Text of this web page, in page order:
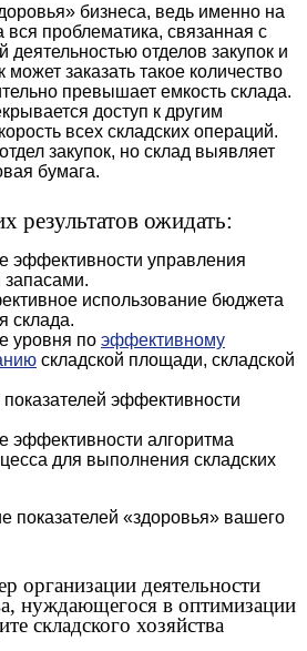
бизнеса, ведь именно на
вся проблематика, связанная с
деятельностью отделов закупок и
заказать такое количество
превышает емкость склада.
доступ к другим
всех складских операций.
закупок, но склад выявляет
бумага.
результатов ожидать:
эффективности управления
использование бюджета
склада.
уровня по эффективному
складской площади, складской
эффективности
эффективности алгоритма
для выполнения складских
показателей «здоровья» вашего
организации деятельности
нуждающегося в оптимизации
складского хозяйства